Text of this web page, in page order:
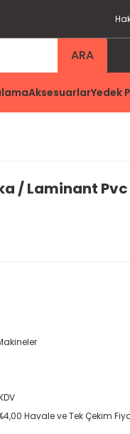
ARA
AksesuarlarYedek
/ Laminant
Havale ve Tek Çekim